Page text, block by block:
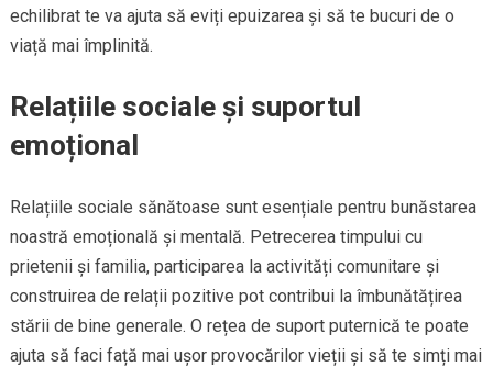
echilibrat te va ajuta să eviți epuizarea și să te bucuri de o
viață mai împlinită.
Relațiile sociale și suportul
emoțional
Relațiile sociale sănătoase sunt esențiale pentru bunăstarea
noastră emoțională și mentală. Petrecerea timpului cu
prietenii și familia, participarea la activități comunitare și
construirea de relații pozitive pot contribui la îmbunătățirea
stării de bine generale. O rețea de suport puternică te poate
ajuta să faci față mai ușor provocărilor vieții și să te simți mai